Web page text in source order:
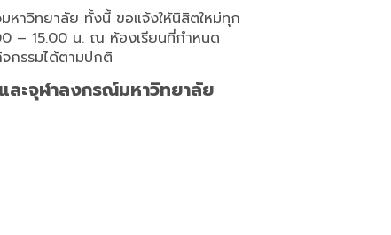
มหาวิทยาลัย ทั้งนี้ ขอแจ้งให้นิสิตใหม่ทุก
– 15.00 น. ณ ห้องเรียนที่กำหนด
กรรมได้ตามปกติ
ละจุฬาลงกรณ์มหาวิทยาลัย